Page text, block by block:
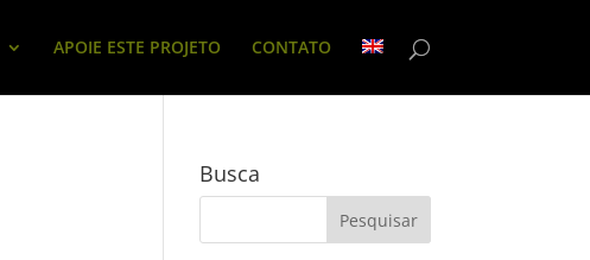
APOIE ESTE PROJETO CONTATO
Busca